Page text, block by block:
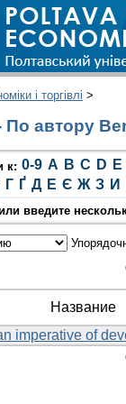
і торгівлі >
автору
к: 0-9 A B C D E
Г Ґ Д Е Є Ж З И
введите
Название
imperative of